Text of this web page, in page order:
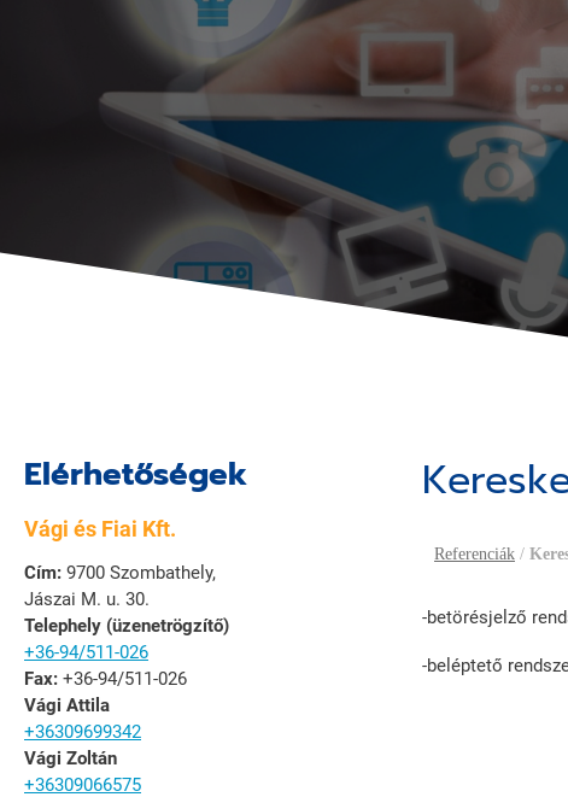
Elérhetőségek
Vági és Fiai Kft.
Cím: 9700 Szombathely,
Jászai M. u. 30.
Telephely (üzenetrögzítő)
+36-94/511-026
Fax: +36-94/511-026
Vági Attila
+36309699342
Vági Zoltán
+36309066575
Referenciák /
-betörésjelző
-beléptető